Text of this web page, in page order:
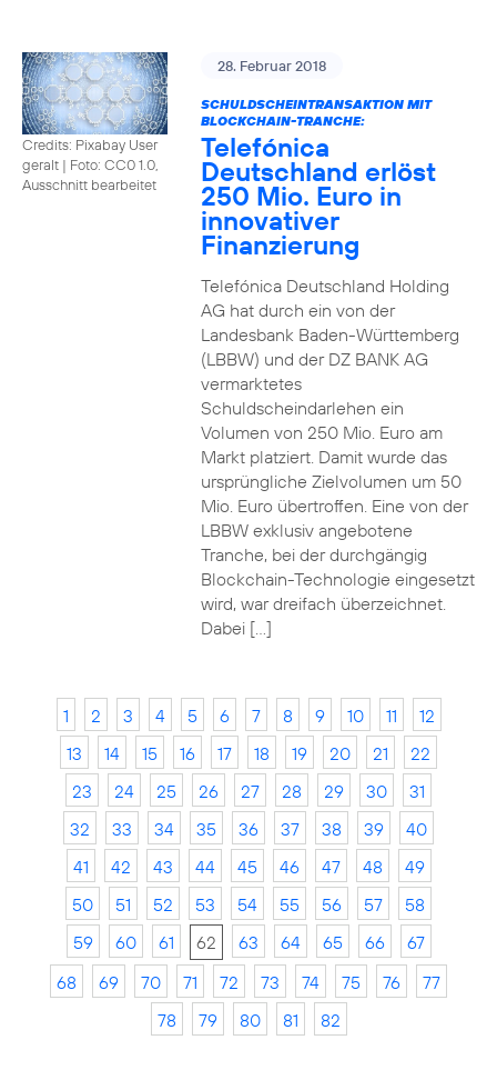
Credits: Pixabay User
geralt | Foto: CC0 1.0,
Ausschnitt bearbeitet
28. Februar 2018
SCHULDSCHEINTRANSAKTION MIT
BLOCKCHAIN-TRANCHE:
Telefónica
Deutschland erlöst
250 Mio. Euro in
innovativer
Finanzierung
Telefónica Deutschland Holding
AG hat durch ein von der
Landesbank Baden-Württemberg
(LBBW) und der DZ BANK AG
vermarktetes
Schuldscheindarlehen ein
Volumen von 250 Mio. Euro am
Markt platziert. Damit wurde das
ursprüngliche Zielvolumen um 50
Mio. Euro übertroffen. Eine von der
LBBW exklusiv angebotene
Tranche, bei der durchgängig
Blockchain-Technologie eingesetzt
wird, war dreifach überzeichnet.
Dabei […]
1 2 3 4 5 6 7 8 9 10 11
12
13
14 15 16 17 18 19 20 21
22
23
24 25 26 27 28 29 30
31
32
33 34 35 36 37 38 39
40
41
42 43 44 45 46 47 48
49
50
51 52 53 54 55 56 57
58
59
60 61 62 63 64 65 66
67
68
69 70 71 72 73 74 75 76
77
78
79 80 81 82